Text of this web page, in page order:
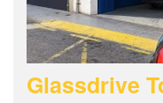
Glassdrive